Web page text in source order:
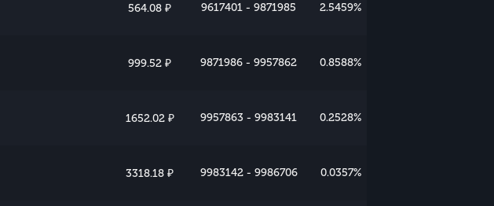
564.08 ₽ 9617401 - 9871985 2.5459%
999.52 ₽ 9871986 - 9957862 0.8588%
1652.02 ₽ 9957863 - 9983141 0.2528%
3318.18 ₽ 9983142 - 9986706 0.0357%